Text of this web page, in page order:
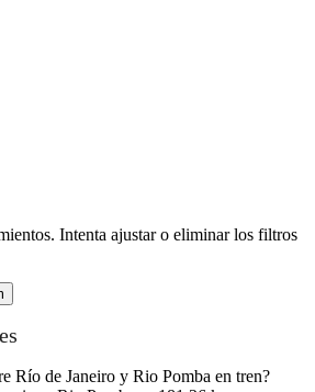
Intenta ajustar o eliminar los filtros
Río de Janeiro y Rio Pomba en tren?